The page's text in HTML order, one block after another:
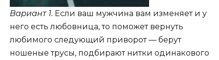
Вариант 1. Если ваш мужчина вам изменяет и у
него есть любовница, то поможет вернуть
любимого следующий приворот — берут
ношеные трусы, подбирают нитки одинакового